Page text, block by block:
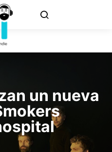
un nueva